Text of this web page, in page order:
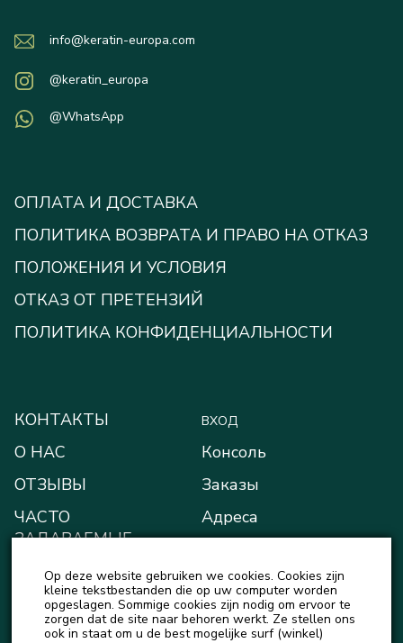
info@keratin-europa.com
@keratin_europa
@WhatsApp
ОПЛАТА И ДОСТАВКА
ПОЛИТИКА ВОЗВРАТА И ПРАВО НА ОТКАЗ
ПОЛОЖЕНИЯ И УСЛОВИЯ
ОТКАЗ ОТ ПРЕТЕНЗИЙ
ПОЛИТИКА КОНФИДЕНЦИАЛЬНОСТИ
КОНТАКТЫ
О НАС
ОТЗЫВЫ
ЧАСТО
ЗАДАВАЕМЫЕ
БЛОГ
НОВОСТИ
ВХОД
Консоль
Заказы
Адреса
Мой кошелёк
Детали учётной записи
Op deze website gebruiken we cookies. Cookies zijn
kleine tekstbestanden die op uw computer worden
opgeslagen. Sommige cookies zijn nodig om ervoor te
zorgen dat de site naar behoren werkt. Ze stellen ons
ook in staat om u de best mogelijke surf (winkel)